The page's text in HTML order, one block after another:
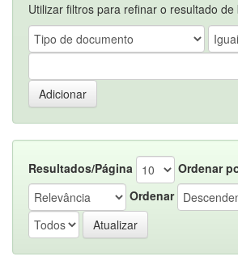
Utilizar filtros para refinar o resultado de
Resultados/Página
Ordenar
Ordenar